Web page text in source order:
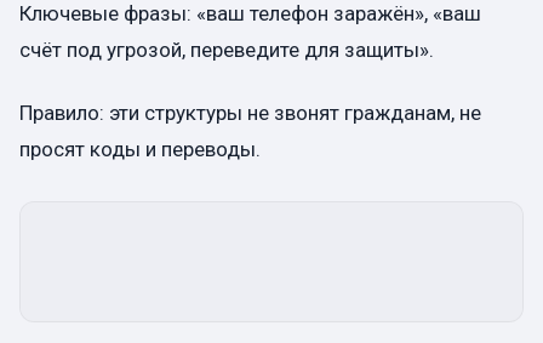
Ключевые фразы: «ваш телефон заражён», «ваш
счёт под угрозой, переведите для защиты».
Правило: эти структуры не звонят гражданам, не
просят коды и переводы.